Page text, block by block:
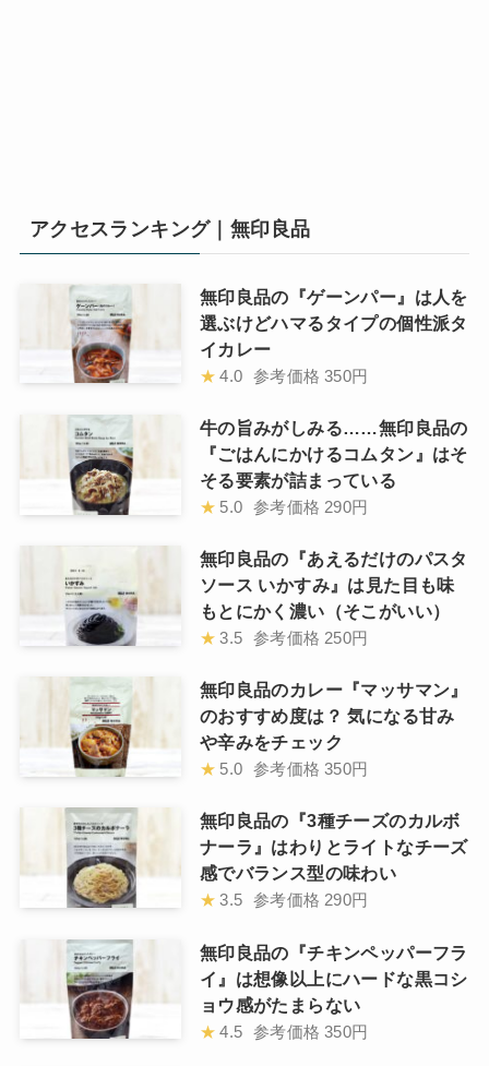
アクセスランキング｜無印良品
無印良品の『ゲーンパー』は人を
選ぶけどハマるタイプの個性派タ
イカレー
★ 4.0 参考価格 350円
牛の旨みがしみる……無印良品の
『ごはんにかけるコムタン』はそ
そる要素が詰まっている
★ 5.0 参考価格 290円
無印良品の『あえるだけのパスタ
ソース いかすみ』は見た目も味
もとにかく濃い（そこがいい）
★ 3.5 参考価格 250円
無印良品のカレー『マッサマン』
のおすすめ度は？ 気になる甘み
や辛みをチェック
★ 5.0 参考価格 350円
無印良品の『3種チーズのカルボ
ナーラ』はわりとライトなチーズ
感でバランス型の味わい
★ 3.5 参考価格 290円
無印良品の『チキンペッパーフラ
イ』は想像以上にハードな黒コシ
ョウ感がたまらない
★ 4.5 参考価格 350円